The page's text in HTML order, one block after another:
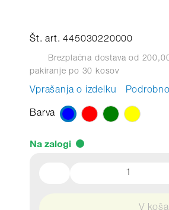
Št. art. 445030220000
Brezplačna dostava od
pakiranje po 30 kosov
Vprašanja o izdelku
Barva
Na zalogi